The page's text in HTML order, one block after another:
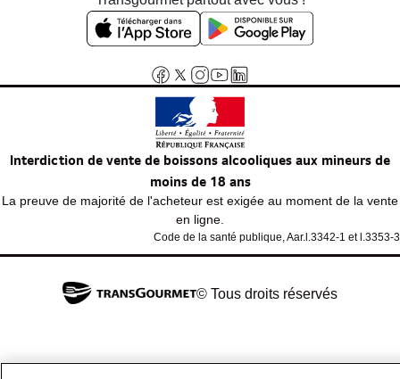
Interdiction de vente de boissons alcooliques aux mineurs de
moins de 18 ans
La preuve de majorité de l'acheteur est exigée au moment de la vente
en ligne.
Code de la santé publique, Aar.l.3342-1 et l.3353-3
© Tous droits réservés